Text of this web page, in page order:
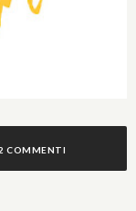
COMMENTI